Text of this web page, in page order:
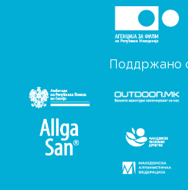
Поддржано